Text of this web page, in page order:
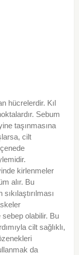
hücrelerdir. Kıl
Sebum
taşınmasına
cilt
kirlenmeler
alır. Bu
sebep olabilir. Bu
cilt sağlıklı,
da